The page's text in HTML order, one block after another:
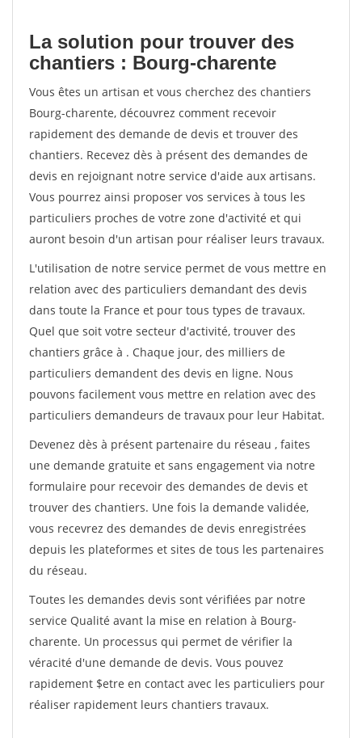
La solution pour trouver des
chantiers : Bourg-charente
Vous êtes un artisan et vous cherchez des chantiers
Bourg-charente, découvrez comment recevoir
rapidement des demande de devis et trouver des
chantiers. Recevez dès à présent des demandes de
devis en rejoignant notre service d'aide aux artisans.
Vous pourrez ainsi proposer vos services à tous les
particuliers proches de votre zone d'activité et qui
auront besoin d'un artisan pour réaliser leurs travaux.
L'utilisation de notre service permet de vous mettre en
relation avec des particuliers demandant des devis
dans toute la France et pour tous types de travaux.
Quel que soit votre secteur d'activité, trouver des
chantiers grâce à . Chaque jour, des milliers de
particuliers demandent des devis en ligne. Nous
pouvons facilement vous mettre en relation avec des
particuliers demandeurs de travaux pour leur Habitat.
Devenez dès à présent partenaire du réseau , faites
une demande gratuite et sans engagement via notre
formulaire pour recevoir des demandes de devis et
trouver des chantiers. Une fois la demande validée,
vous recevrez des demandes de devis enregistrées
depuis les plateformes et sites de tous les partenaires
du réseau.
Toutes les demandes devis sont vérifiées par notre
service Qualité avant la mise en relation à Bourg-
charente. Un processus qui permet de vérifier la
véracité d'une demande de devis. Vous pouvez
rapidement $etre en contact avec les particuliers pour
réaliser rapidement leurs chantiers travaux.